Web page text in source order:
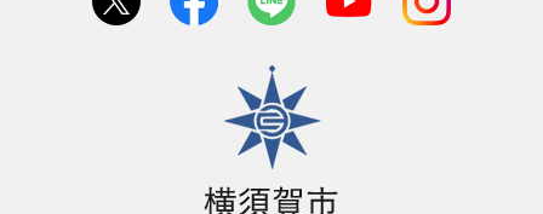
横須賀市